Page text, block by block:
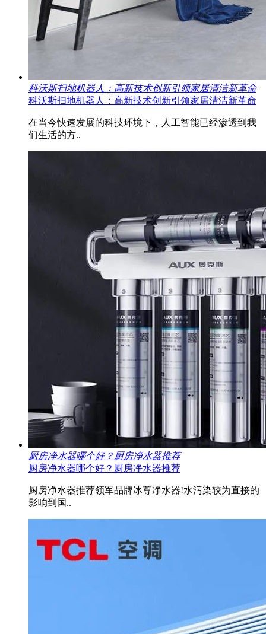
科沃斯扫地机器人：高新技术创新引领家居清洁新革命
科沃斯扫地机器人：高新技术创新引领家居清洁新革命
在当今快速发展的科技环境下，人工智能已经渗透到我
们生活的方..
厨房净水器哪个好？厨房净水器推荐
厨房净水器哪个好？厨房净水器推荐
厨房净水器推荐领军品牌冰尊净水器!水污染较为直接的
影响到国..